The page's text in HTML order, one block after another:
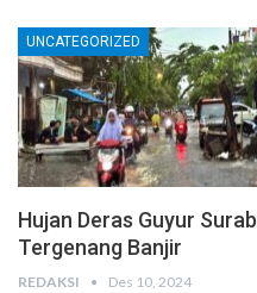
UNCATEGORIZED
Hujan Deras Guyur
Tergenang Banjir
REDAKSI Des 10, 2024